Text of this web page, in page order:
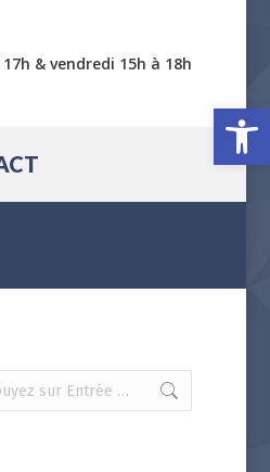
& vendredi 15h à 18h